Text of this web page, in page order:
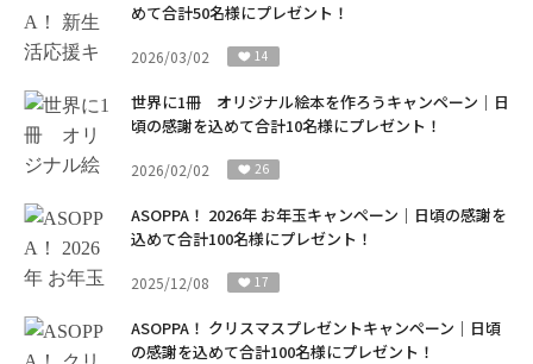
めて合計50名様にプレゼント！
2026/03/02 14
世界に1冊 オリジナル絵本を作ろうキャンペーン｜日
頃の感謝を込めて合計10名様にプレゼント！
2026/02/02 26
ASOPPA！ 2026年 お年玉キャンペーン｜日頃の感謝を
込めて合計100名様にプレゼント！
2025/12/08 17
ASOPPA！ クリスマスプレゼントキャンペーン｜日頃
の感謝を込めて合計100名様にプレゼント！